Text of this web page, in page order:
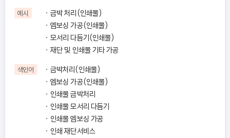
예시
금박 처리(인쇄물)
엠보싱 가공(인쇄물)
모서리 다듬기(인쇄물)
재단 및 인쇄물 기타 가공
색인어
금박처리(인쇄물)
엠보싱 가공(인쇄물)
인쇄물 금박처리
인쇄물 모서리 다듬기
인쇄물 엠보싱 가공
인쇄 재단서비스